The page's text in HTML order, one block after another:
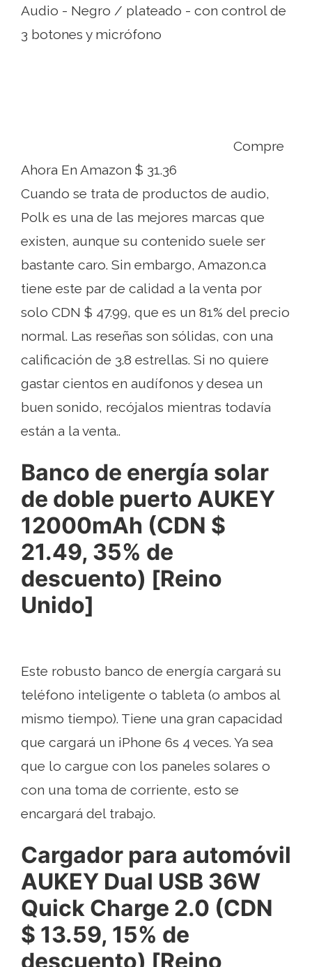
Audio - Negro / plateado - con control de
3 botones y micrófono
Compre
Ahora En Amazon $ 31.36
Cuando se trata de productos de audio,
Polk es una de las mejores marcas que
existen, aunque su contenido suele ser
bastante caro. Sin embargo, Amazon.ca
tiene este par de calidad a la venta por
solo CDN $ 47.99, que es un 81% del precio
normal. Las reseñas son sólidas, con una
calificación de 3.8 estrellas. Si no quiere
gastar cientos en audífonos y desea un
buen sonido, recójalos mientras todavía
están a la venta..
Banco de energía solar
de doble puerto AUKEY
12000mAh (CDN $
21.49, 35% de
descuento) [Reino
Unido]
Este robusto banco de energía cargará su
teléfono inteligente o tableta (o ambos al
mismo tiempo). Tiene una gran capacidad
que cargará un iPhone 6s 4 veces. Ya sea
que lo cargue con los paneles solares o
con una toma de corriente, esto se
encargará del trabajo.
Cargador para automóvil
AUKEY Dual USB 36W
Quick Charge 2.0 (CDN
$ 13.59, 15% de
descuento) [Reino